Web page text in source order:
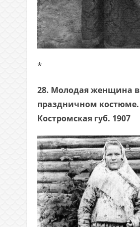
*
28. Молодая женщина в
праздничном костюме.
Костромская губ. 1907